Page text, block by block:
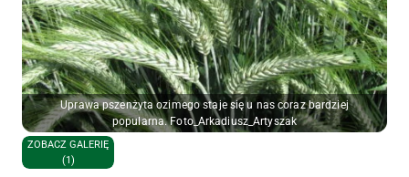
Uprawa pszenżyta ozimego staje się u nas coraz bardziej
popularna. Foto_Arkadiusz_Artyszak
ZOBACZ GALERIĘ
(1)